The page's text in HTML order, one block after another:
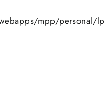
mpp/personal/